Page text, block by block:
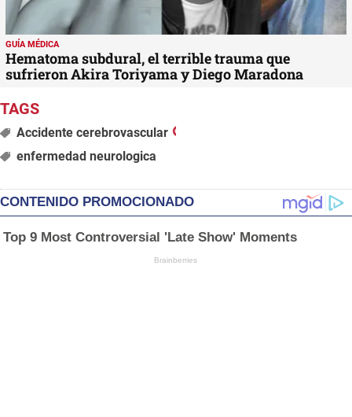
GUÍA MÉDICA
Hematoma subdural, el terrible trauma que
sufrieron Akira Toriyama y Diego Maradona
Accidente cerebrovascular
enfermedad neurologica
CONTENIDO PROMOCIONADO
Top 9 Most Controversial 'Late Show' Moments
Brainberries